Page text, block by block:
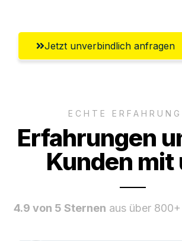
Jetzt unverbindlich anfragen
ECHTE
Erfahrungen
Kunden mit
4.9 von 5 Sternen aus über